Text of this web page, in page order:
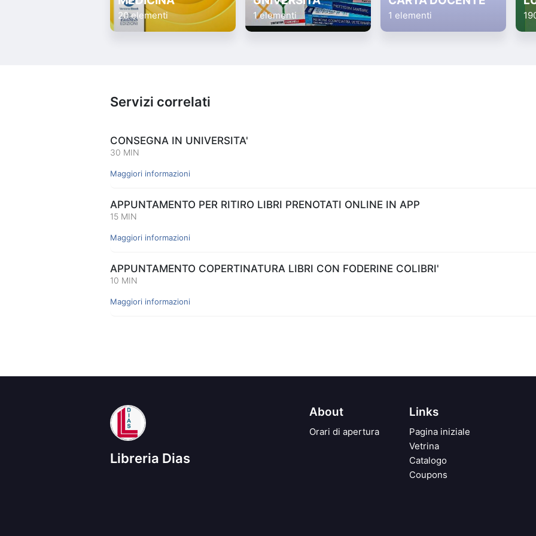
20 elementi 1 elementi 1 elementi
Servizi correlati
CONSEGNA IN UNIVERSITA'
30 MIN
Maggiori informazioni
APPUNTAMENTO PER RITIRO LIBRI PRENOTATI ONLINE IN APP
15 MIN
Maggiori informazioni
APPUNTAMENTO COPERTINATURA LIBRI CON FODERINE COLIBRI'
10 MIN
Maggiori informazioni
Libreria Dias
About
Orari di apertura
Links
Pagina iniziale
Vetrina
Catalogo
Coupons